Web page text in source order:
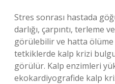
Stres sonrası hastada
darlığı, çarpıntı, terleme
görülebilir ve hatta ölüme
tetkiklerde kalp krizi
görülür. Kalp enzimleri
ekokardiyografide kalp